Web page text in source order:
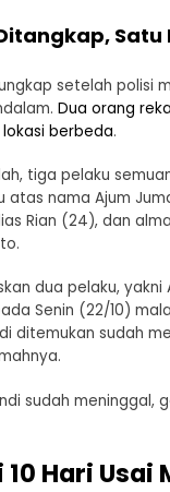
Satu
setelah polisi
Dua orang
berbeda.
tiga pelaku
atas nama Ajum
Rian (24), dan
dua pelaku, yakni
Senin (22/10)
ditemukan sudah
sudah meninggal,
Hari Usai